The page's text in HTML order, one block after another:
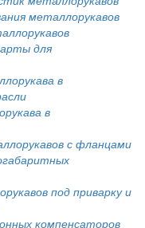
металлорукавов
для
в
в
с фланцами
под приварку и
компенсаторов